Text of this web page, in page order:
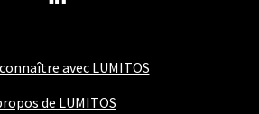
avec LUMITOS
de LUMITOS